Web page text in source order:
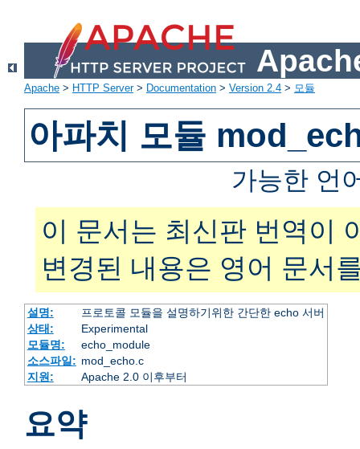
Apache > HTTP Server> Documentation > Version 2.4 > 모듈
아파치 모듈
가능한 언
이 문서는 최신판 번역이
변경된 내용은 영어 문서
설명:
프로토콜 모듈을 설명하기위한 간단한 echo 서버
상태:
Experimental
모듈명:
echo_module
소스파일: mod_echo.c
지원:
Apache 2.0 이후부터
요약